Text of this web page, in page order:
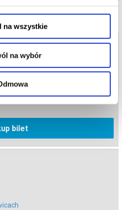
na wszystkie
na wybór
bilet